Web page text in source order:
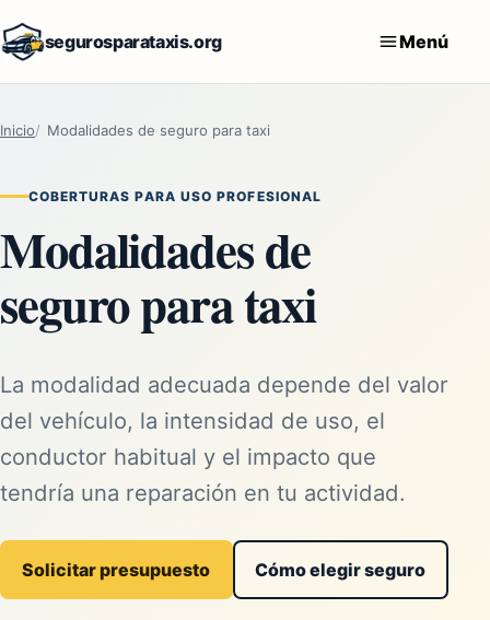
segurosparataxis.org Menú
Inicio Modalidades de seguro para taxi
COBERTURAS PARA USO PROFESIONAL
Modalidades de
seguro para taxi
La modalidad adecuada depende del valor
del vehículo, la intensidad de uso, el
conductor habitual y el impacto que
tendría una reparación en tu actividad.
Solicitar presupuesto Cómo elegir seguro